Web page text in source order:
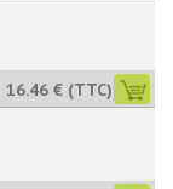
16.46 € (TTC)